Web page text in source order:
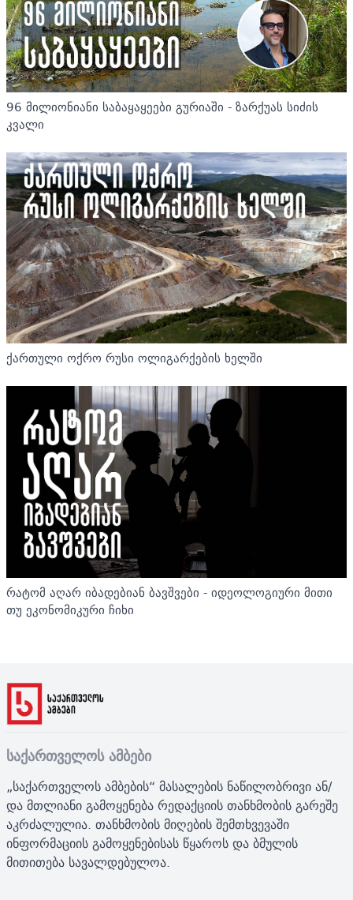
96 მილიონიანი საბაყაყეები გურიაში - ზარქუას სიძის
კვალი
ქართული ოქრო რუსი ოლიგარქების ხელში
რატომ აღარ იბადებიან ბავშვები - იდეოლოგიური მითი
თუ ეკონომიკური ჩიხი
საქართველოს ამბები
„საქართველოს ამბების“ მასალების ნაწილობრივი ან/
და მთლიანი გამოყენება რედაქციის თანხმობის გარეშე
აკრძალულია. თანხმობის მიღების შემთხვევაში
ინფორმაციის გამოყენებისას წყაროს და ბმულის
მითითება სავალდებულოა.